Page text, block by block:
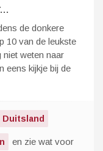
de donkere
10 van de leukste
weten naar
eens kijkje bij de
Duitsland
en zie wat voor